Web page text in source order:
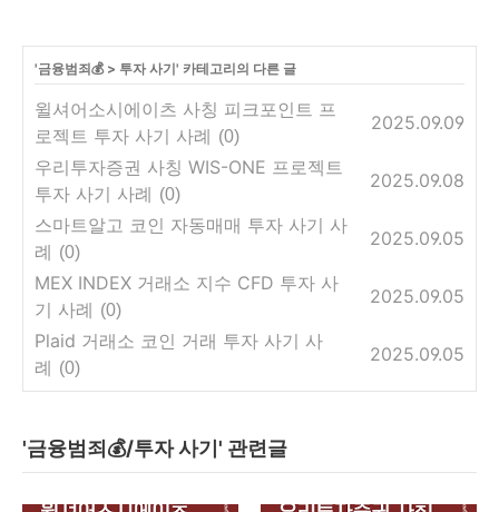
'금융범죄💰> 투자 사기' 카테고리의 다른 글
윌셔어소시에이츠 사칭 피크포인트 프
로젝트 투자 사기 사례 (0)
2025.09.09
우리투자증권 사칭 WIS-ONE 프로젝트
투자 사기 사례 (0)
2025.09.08
스마트알고 코인 자동매매 투자 사기 사
례 (0)
2025.09.05
MEX INDEX 거래소 지수 CFD 투자 사
기 사례 (0)
2025.09.05
Plaid 거래소 코인 거래 투자 사기 사
례 (0)
2025.09.05
'금융범죄💰/투자 사기' 관련글